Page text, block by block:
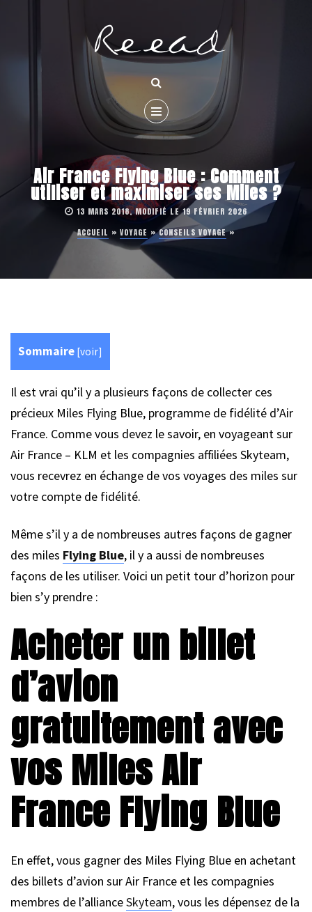
Air France Flying Blue : Comment
utiliser et maximiser ses Miles ?
13 MARS 2018, MODIFIÉ LE 19 FÉVRIER 2026
ACCUEIL » VOYAGE »CONSEILS VOYAGE»
Sommaire [voir]
Il est vrai qu’il y a plusieurs façons de collecter ces
précieux Miles Flying Blue, programme de fidélité d’Air
France. Comme vous devez le savoir, en voyageant sur
Air France – KLM et les compagnies affiliées Skyteam,
vous recevrez en échange de vos voyages des miles sur
votre compte de fidélité.
Même s’il y a de nombreuses autres façons de gagner
des miles Flying Blue, il y a aussi de nombreuses
façons de les utiliser. Voici un petit tour d’horizon pour
bien s’y prendre :
Acheter un billet
d’avion
gratuitement avec
vos Miles Air
France Flying Blue
En effet, vous gagner des Miles Flying Blue en achetant
des billets d’avion sur Air France et les compagnies
membres de l’allianceSkyteam, vous les dépensez de la